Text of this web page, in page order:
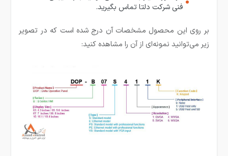
فنی شرکت دلتا تماس بگیرید.
بر روی این محصول مشخصات آن درج شده است که در تصویر
زیر می‌توانید نمونه‌ای از آن را مشاهده کنید: